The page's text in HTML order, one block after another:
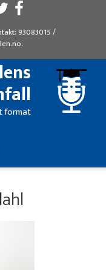
93083015/
.
format